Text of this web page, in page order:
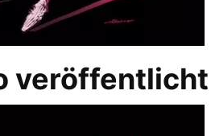
veröffentlicht